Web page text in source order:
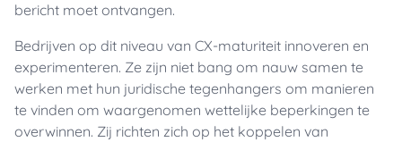
bericht moet ontvangen.
Bedrijven op dit niveau van CX-maturiteit innoveren en
experimenteren. Ze zijn niet bang om nauw samen te
werken met hun juridische tegenhangers om manieren
te vinden om waargenomen wettelijke beperkingen te
overwinnen. Zij richten zich op het koppelen van